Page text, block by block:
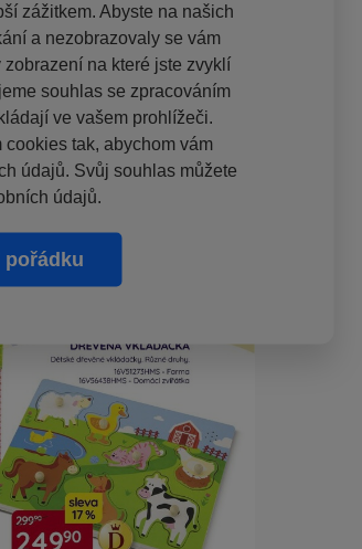
zážitkem. Abyste na našich
a nezobrazovaly se vám
na které jste zvyklí
souhlas se zpracováním
ve vašem prohlížeči.
cookies tak, abychom vám
údajů. Svůj souhlas můžete
údajů.
pořádku